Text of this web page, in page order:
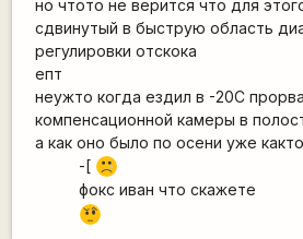
но чтото не верится что для
сдвинутый в быструю область
регулировки отскока
епт
неужто когда ездил в -20С
компенсационной камеры в
а как оно было по осени уже
-[ :'(
фокс иван что скажете
???